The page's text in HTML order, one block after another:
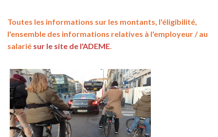
Toutes les informations sur les montants, l'éligibilité,
l'ensemble des informations relatives à l'employeur / au
salarié sur le site de l'ADEME.